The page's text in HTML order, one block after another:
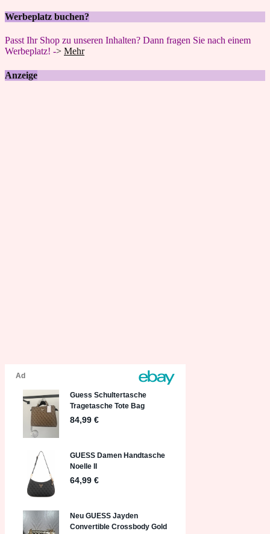
Werbeplatz buchen?
Passt Ihr Shop zu unseren Inhalten? Dann fragen Sie nach einem
Werbeplatz! -> Mehr
Anzeige